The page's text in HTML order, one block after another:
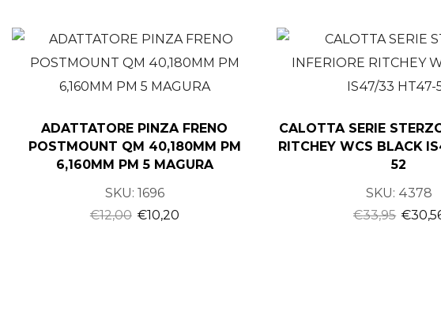
ADATTATORE PINZA FRENO
POSTMOUNT QM 40,180MM PM
6,160MM PM 5 MAGURA
SKU: 1696
€12,00 €10,20
CALOTTA SERIE
RITCHEY WCS BLACK
52
SKU: 4378
€33,95 €